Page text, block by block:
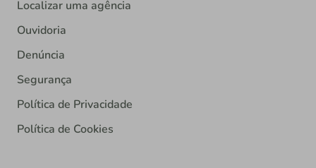
Localizar uma agência
Ouvidoria
Denúncia
Segurança
Política de Privacidade
Política de Cookies